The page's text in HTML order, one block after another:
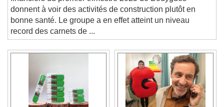
financiers du premier trimestre 2025 de Bouygues
donnent à voir des activités de construction plutôt en
bonne santé. Le groupe a en effet atteint un niveau
record des carnets de ...